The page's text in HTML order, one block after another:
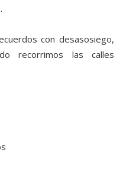
con desasosiego,
recorrimos las calles